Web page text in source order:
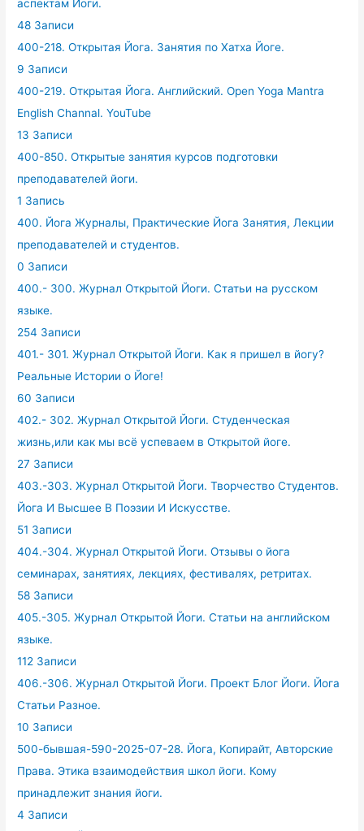
аспектам Йоги.
48 Записи
400-218. Открытая Йога. Занятия по Хатха Йоге.
9 Записи
400-219. Открытая Йога. Английский. Open Yoga Mantra
English Channal. YouTube
13 Записи
400-850. Открытые занятия курсов подготовки
преподавателей йоги.
1 Запись
400. Йога Журналы, Практические Йога Занятия, Лекции
преподавателей и студентов.
0 Записи
400.- 300. Журнал Открытой Йоги. Статьи на русском
языке.
254 Записи
401.- 301. Журнал Открытой Йоги. Как я пришел в йогу?
Реальные Истории о Йоге!
60 Записи
402.- 302. Журнал Открытой Йоги. Студенческая
жизнь,или как мы всё успеваем в Открытой йоге.
27 Записи
403.-303. Журнал Открытой Йоги. Творчество Студентов.
Йога И Высшее В Поэзии И Искусстве.
51 Записи
404.-304. Журнал Открытой Йоги. Отзывы о йога
семинарах, занятиях, лекциях, фестивалях, ретритах.
58 Записи
405.-305. Журнал Открытой Йоги. Статьи на английском
языке.
112 Записи
406.-306. Журнал Открытой Йоги. Проект Блог Йоги. Йога
Статьи Разное.
10 Записи
500-бывшая-590-2025-07-28. Йога, Копирайт, Авторские
Права. Этика взаимодействия школ йоги. Кому
принадлежит знания йоги.
4 Записи